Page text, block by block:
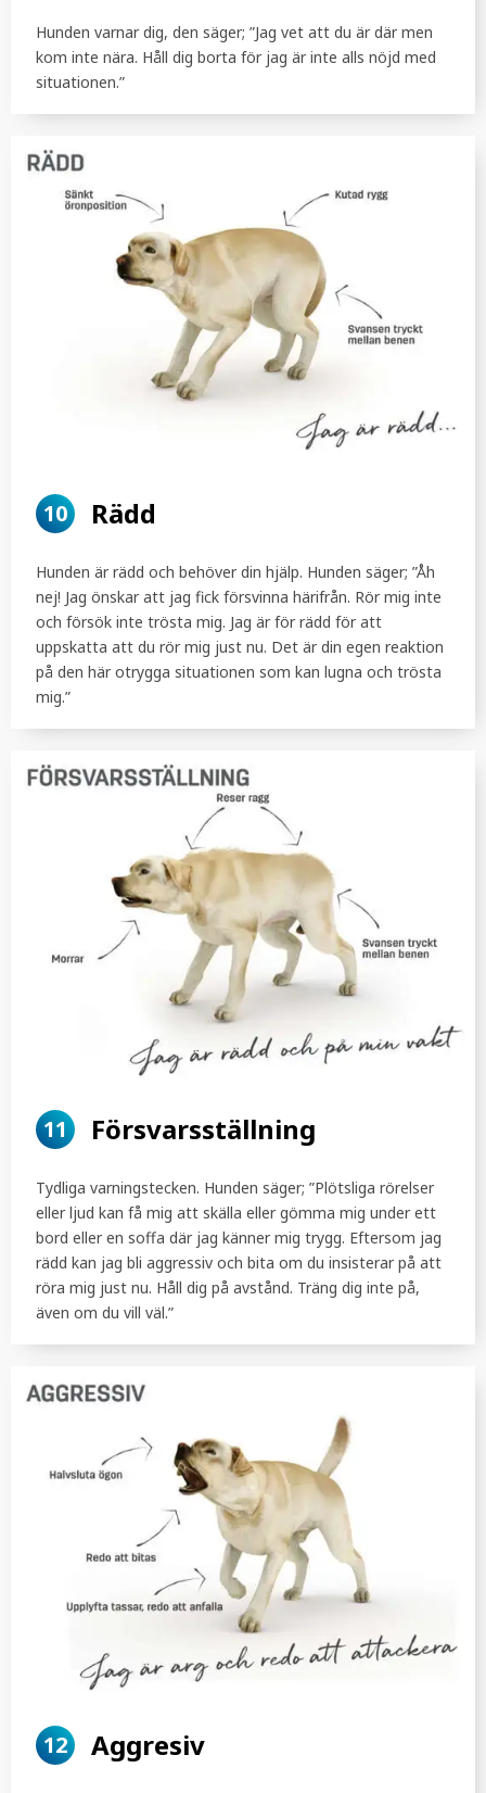
Hunden varnar dig, den säger; ”Jag vet att du är där men
kom inte nära. Håll dig borta för jag är inte alls nöjd med
situationen.”
10 Rädd
Hunden är rädd och behöver din hjälp. Hunden säger; ”Åh
nej! Jag önskar att jag fick försvinna härifrån. Rör mig inte
och försök inte trösta mig. Jag är för rädd för att
uppskatta att du rör mig just nu. Det är din egen reaktion
på den här otrygga situationen som kan lugna och trösta
mig.”
11 Försvarsställning
Tydliga varningstecken. Hunden säger; ”Plötsliga rörelser
eller ljud kan få mig att skälla eller gömma mig under ett
bord eller en soffa där jag känner mig trygg. Eftersom jag
rädd kan jag bli aggressiv och bita om du insisterar på att
röra mig just nu. Håll dig på avstånd. Träng dig inte på,
även om du vill väl.”
12 Aggresiv